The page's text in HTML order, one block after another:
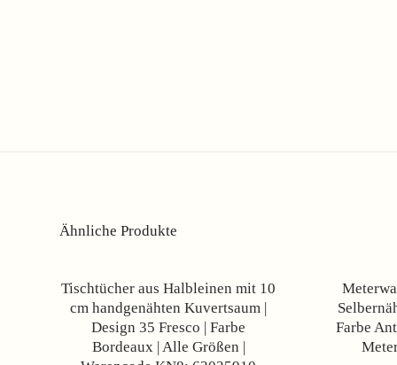
Ähnliche Produkte
Tischtücher aus Halbleinen mit 10
cm handgenähten Kuvertsaum |
Design 35 Fresco | Farbe
Bordeaux | Alle Größen |
Farbe